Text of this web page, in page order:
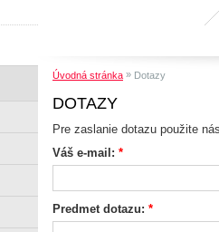
Úvodná stránka » Dotazy
DOTAZY
Pre zaslanie dotazu použite
Váš e-mail: *
Predmet dotazu: *